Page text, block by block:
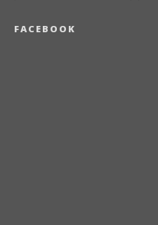
FACEBOOK